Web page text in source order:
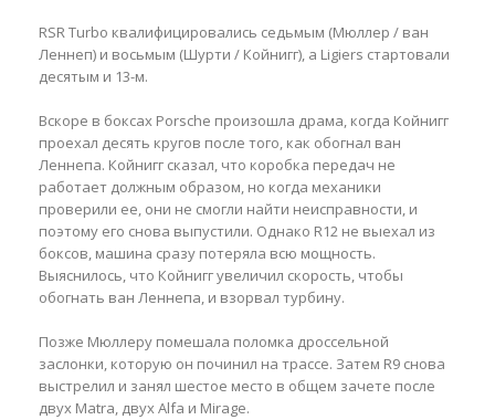
RSR Turbo квалифицировались седьмым (Мюллер / ван
Леннеп) и восьмым (Шурти / Койнигг), а Ligiers стартовали
десятым и 13-м.
Вскоре в боксах Porsche произошла драма, когда Койнигг
проехал десять кругов после того, как обогнал ван
Леннепа. Койнигг сказал, что коробка передач не
работает должным образом, но когда механики
проверили ее, они не смогли найти неисправности, и
поэтому его снова выпустили. Однако R12 не выехал из
боксов, машина сразу потеряла всю мощность.
Выяснилось, что Койнигг увеличил скорость, чтобы
обогнать ван Леннепа, и взорвал турбину.
Позже Мюллеру помешала поломка дроссельной
заслонки, которую он починил на трассе. Затем R9 снова
выстрелил и занял шестое место в общем зачете после
двух Matra, двух Alfa и Mirage.